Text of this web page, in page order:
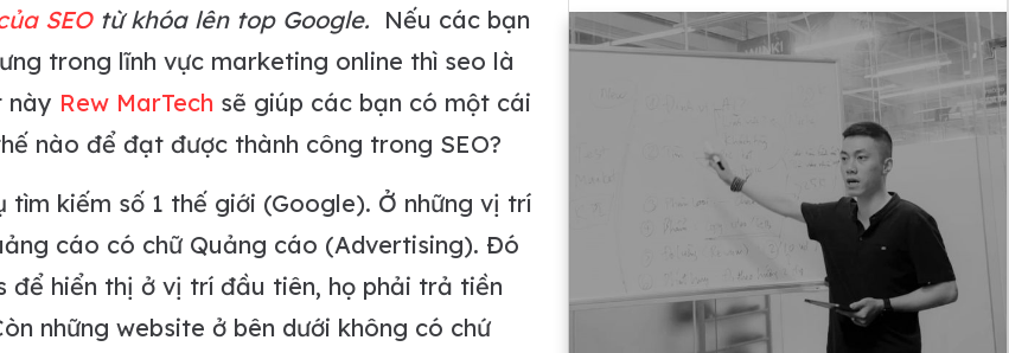
SEOtừ khóa lên top Google. Nếu các bạn
trong lĩnh vực marketing online thì seo là
này Rew MarTech sẽ giúp các bạn có một cái
nào để đạt được thành công trong SEO?
kiếm số 1 thế giới (Google). Ở những vị trí
cáo có chữ Quảng cáo (Advertising). Đó
để hiển thị ở vị trí đầu tiên, họ phải trả tiền
những website ở bên dưới không có chứ